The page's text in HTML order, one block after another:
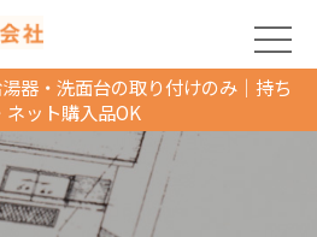
器・洗面台の取り付けのみ｜持ち
ネット購入品OK